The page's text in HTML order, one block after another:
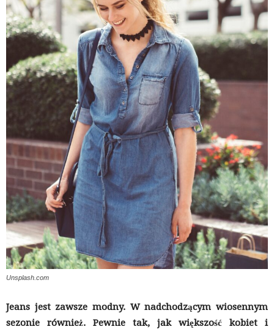
Unsplash.com
Jeans jest zawsze modny. W nadchodzącym wiosennym
sezonie również. Pewnie tak, jak większość kobiet i